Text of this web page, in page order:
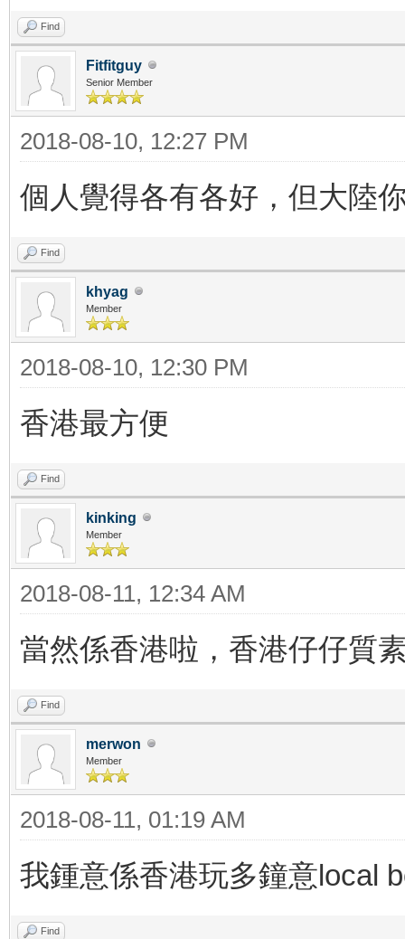
Find
Fitfitguy
Senior Member
2018-08-10, 12:27 PM
個人覺得各有各好，但大陸
Find
khyag
Member
2018-08-10, 12:30 PM
香港最方便
Find
kinking
Member
2018-08-11, 12:34 AM
當然係香港啦，香港仔仔質
Find
merwon
Member
2018-08-11, 01:19 AM
我鍾意係香港玩多鐘意local
Find